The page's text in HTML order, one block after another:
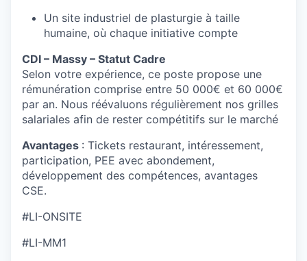
Un site industriel de plasturgie à taille
humaine, où chaque initiative compte
CDI – Massy – Statut Cadre
Selon votre expérience, ce poste propose une
rémunération comprise entre 50 000€ et 60 000€
par an. Nous réévaluons régulièrement nos grilles
salariales afin de rester compétitifs sur le marché
Avantages : Tickets restaurant, intéressement,
participation, PEE avec abondement,
développement des compétences, avantages
CSE.
#LI-ONSITE
#LI-MM1